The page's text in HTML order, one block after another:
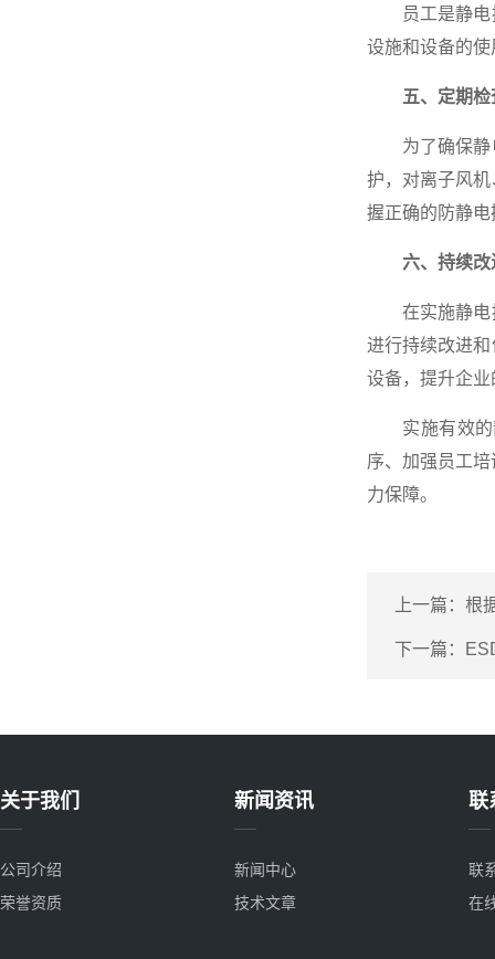
员工是静电控
设施和设备的
五、定期
为了确保静电
护，对离子风
握正确的防静
六、持续
在实施静电控
进行持续改进
设备，提升企
实施有效的静
序、加强员工
力保障。
上一篇： 根
下一篇：
关于我们
公司介绍
荣誉资质
新闻资讯
新闻中心
技术文章
联
联
在